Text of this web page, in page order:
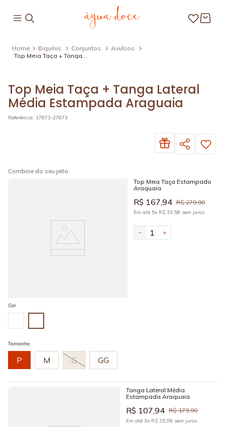
Biquínis Conjuntos
Avulsos
Top Meia Taça + Tanga
Top Meia Taça + Tanga Lateral
Média Estampada Araguaia
Referência: 17873-27873
Top Meia Taça Estampado
Araguaia
R$ 167,94 R$ 279,90
Em até 5x R$ 33,58 sem juros
＋
－
Cor
Tamanho
P M G GG
Tanga Lateral Média
Estampada Araguaia
R$ 107,94 R$ 179,90
Em até3x R$ 35,98 sem juros